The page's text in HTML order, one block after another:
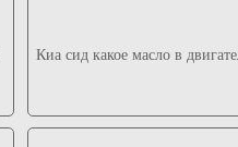
Киа сид какое масло в